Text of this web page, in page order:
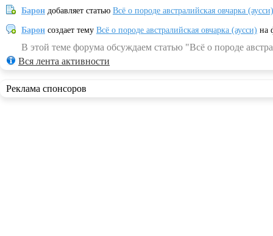
Барон добавляет статью Всё о породе австралийская овчарка (аусси)
Барон создает тему Всё о породе австралийская овчарка (аусси) на
В этой теме форума обсуждаем статью "Всё о породе
Вся лента активности
Реклама спонсоров